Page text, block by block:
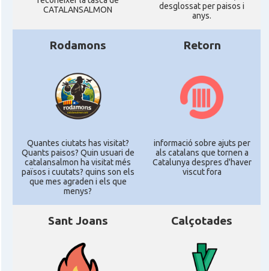
CATALANSALMON
desglossat per paisos i
anys.
Rodamons
Quantes ciutats has visitat?
Quants paisos? Quin usuari de
catalansalmon ha visitat més
països i cuutats? quins son els
que mes agraden i els que
menys?
Retorn
informació sobre ajuts per
als catalans que tornen a
Catalunya despres d'haver
viscut fora
Sant Joans Calçotades